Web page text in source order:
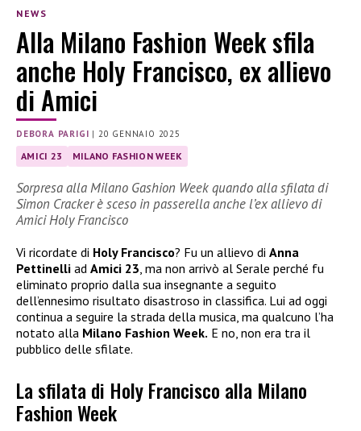
NEWS
Alla Milano Fashion Week sfila
anche Holy Francisco, ex allievo
di Amici
DEBORA PARIGI | 20 GENNAIO 2025
AMICI 23 MILANO FASHION WEEK
Sorpresa alla Milano Gashion Week quando alla sfilata di
Simon Cracker è sceso in passerella anche l’ex allievo di
Amici Holy Francisco
Vi ricordate di Holy Francisco? Fu un allievo di Anna
Pettinelli ad Amici 23, ma non arrivò al Serale perché fu
eliminato proprio dalla sua insegnante a seguito
dell’ennesimo risultato disastroso in classifica. Lui ad oggi
continua a seguire la strada della musica, ma qualcuno l’ha
notato alla Milano Fashion Week. E no, non era tra il
pubblico delle sfilate.
La sfilata di Holy Francisco alla Milano
Fashion Week